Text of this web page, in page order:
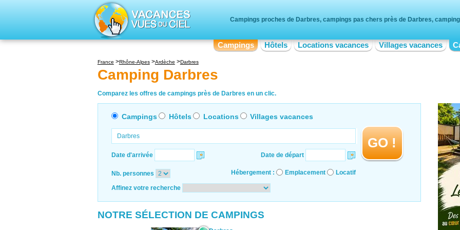
Campings proches de Darbres, campings pas chers près de Darbres,
Campings Hôtels Locations vacances Villages vacances
France Rhône-Alpes Ardèche Darbres
Camping Darbres
Comparez les offres de campings près de Darbres en un clic.
Campings Hôtels Locations Villages vacances
Date d'arrivée Date de départ
GO !
Nb. personnes Hébergement : Emplacement Locatif
Affinez votre recherche
NOTRE SÉLECTION DE CAMPINGS